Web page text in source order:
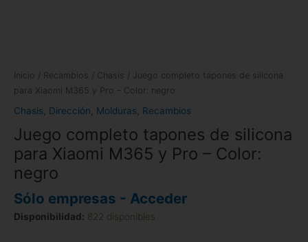
Inicio / Recambios / Chasis / Juego completo tapones de silicona
para Xiaomi M365 y Pro – Color: negro
Chasis Dirección Molduras Recambios
Juego completo tapones de silicona
para Xiaomi M365 y Pro – Color:
negro
Sólo empresas - Acceder
Disponibilidad: 822 disponibles